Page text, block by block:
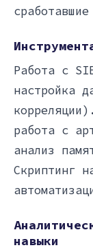
Работа с
настройка
работа с
анализ
Скриптинг
навыки